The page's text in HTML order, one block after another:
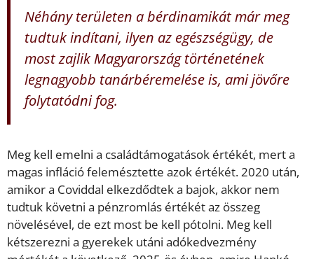
Néhány területen a bérdinamikát már meg
tudtuk indítani, ilyen az egészségügy, de
most zajlik Magyarország történetének
legnagyobb tanárbéremelése is, ami jövőre
folytatódni fog.
Meg kell emelni a családtámogatások értékét, mert a
magas infláció felemésztette azok értékét. 2020 után,
amikor a Coviddal elkezdődtek a bajok, akkor nem
tudtuk követni a pénzromlás értékét az összeg
növelésével, de ezt most be kell pótolni. Meg kell
kétszerezni a gyerekek utáni adókedvezmény